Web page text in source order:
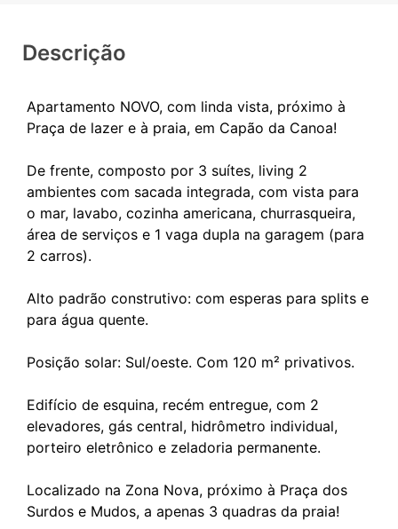
Descrição
Apartamento NOVO, com linda vista, próximo à
Praça de lazer e à praia, em Capão da Canoa!
De frente, composto por 3 suítes, living 2
ambientes com sacada integrada, com vista para
o mar, lavabo, cozinha americana, churrasqueira,
área de serviços e 1 vaga dupla na garagem (para
2 carros).
Alto padrão construtivo: com esperas para splits e
para água quente.
Posição solar: Sul/oeste. Com 120 m² privativos.
Edifício de esquina, recém entregue, com 2
elevadores, gás central, hidrômetro individual,
porteiro eletrônico e zeladoria permanente.
Localizado na Zona Nova, próximo à Praça dos
Surdos e Mudos, a apenas 3 quadras da praia!